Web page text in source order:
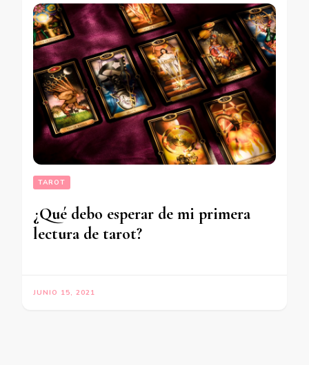
TAROT
¿Qué debo esperar de mi primera
lectura de tarot?
JUNIO 15, 2021